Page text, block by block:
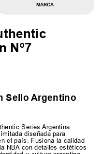
MARCA
Nº7
Sello Argentino
Series Argentina
diseñada para
el país. Fusiona la calidad
NBA con detalles estéticos